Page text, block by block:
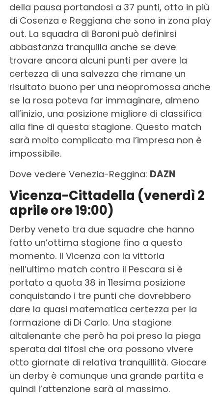
della pausa portandosi a 37 punti, otto in più
di Cosenza e Reggiana che sono in zona play
out. La squadra di Baroni può definirsi
abbastanza tranquilla anche se deve
trovare ancora alcuni punti per avere la
certezza di una salvezza che rimane un
risultato buono per una neopromossa anche
se la rosa poteva far immaginare, almeno
all’inizio, una posizione migliore di classifica
alla fine di questa stagione. Questo match
sarà molto complicato ma l’impresa non è
impossibile.
Dove vedere Venezia-Reggina: DAZN
Vicenza-Cittadella (venerdì 2
aprile ore 19:00)
Derby veneto tra due squadre che hanno
fatto un’ottima stagione fino a questo
momento. Il Vicenza con la vittoria
nell’ultimo match contro il Pescara si è
portato a quota 38 in 11esima posizione
conquistando i tre punti che dovrebbero
dare la quasi matematica certezza per la
formazione di Di Carlo. Una stagione
altalenante che però ha poi preso la piega
sperata dai tifosi che ora possono vivere
otto giornate di relativa tranquillità. Giocare
un derby è comunque una grande partita e
quindi l’attenzione sarà al massimo.